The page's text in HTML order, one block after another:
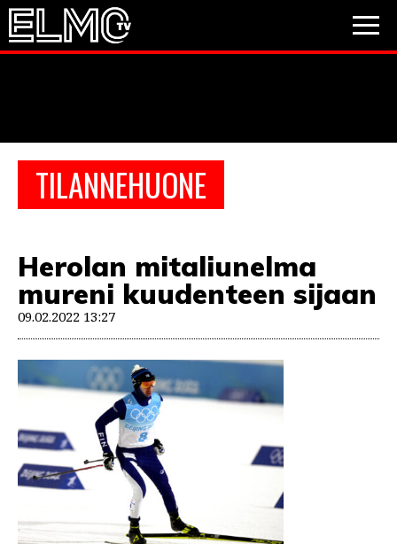
TILANNEHUONE
Herolan mitaliunelma
mureni kuudenteen sijaan
09.02.2022 13:27
PESÄPALLO
VIDEOT
JALKAPALLO
EM2021
Huuhkajat Veikkausliiga
JÄÄKIEKKO
PESÄPALLO
F1
LINTU VAI KALA
46 DENTON ROAD
VIDEOT
PODCASTIT